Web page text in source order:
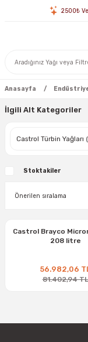
2500₺
Anasayfa
İlgili Alt Kategoriler
Castrol Türbin Yağları
Stoktakiler
Castrol Brayco
208 litre
56.982,06
81.402,94 TL